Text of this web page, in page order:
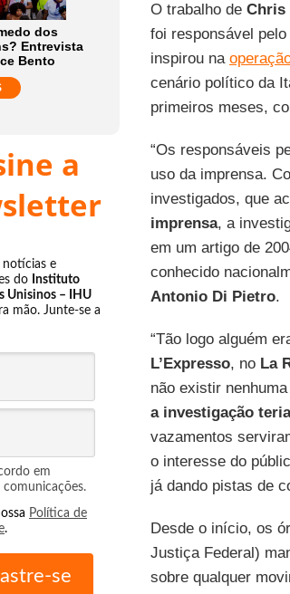
dos
Entrevista
Bento
a
notícias e
do Instituto
Unisinos – IHU
mão. Junte-se a
em
comunicações.
Política de
.
O trabalho de Chris
foi responsável
inspirou na
cenário político da
primeiros meses,
“Os responsáveis
uso da imprensa.
investigados, que
imprensa, a
em um artigo de
conhecido
Antonio Di Pietro.
“Tão logo alguém
L’Expresso, no La
não existir
a investigação
vazamentos
o interesse do
já dando pistas de
Desde o início, os
Justiça Federal)
sobre qualquer